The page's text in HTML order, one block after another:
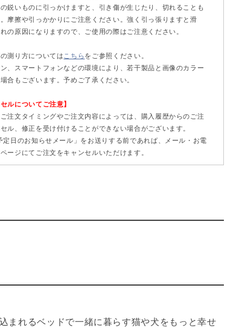
鋭いものに引っかけますと、引き傷が生じたり、切れることも
摩擦や引っかかりにご注意ください。強く引っ張りますと滑
の原因になりますので、ご使用の際はご注意ください。
の測り方については こちらをご参照ください。
ン、スマートフォンなどの環境により、若干製品と画像のカラー
合もございます。予めご了承ください。
セルについてご注意】
注文タイミングやご注文内容によっては、購入履歴からのご注
ル、修正を受け付けることができない場合がございます。
定日のお知らせメール」をお送りする前であれば、メール・お電
ージにてご注文をキャンセルいただけます。
まれるベッドで一緒に暮らす猫や犬をもっと幸せ